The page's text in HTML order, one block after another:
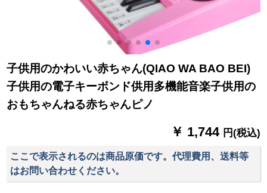
子供用のかわいい赤ちゃん(QIAO WA BAO BEI)
子供用の電子キーボンド供用多機能音楽子供用の
おもちゃんねる赤ちゃんピノ
￥ 1,744 円(税込)
ここで表示されるのは商品原価です。代理費用、送料等
はお問い合わせください。